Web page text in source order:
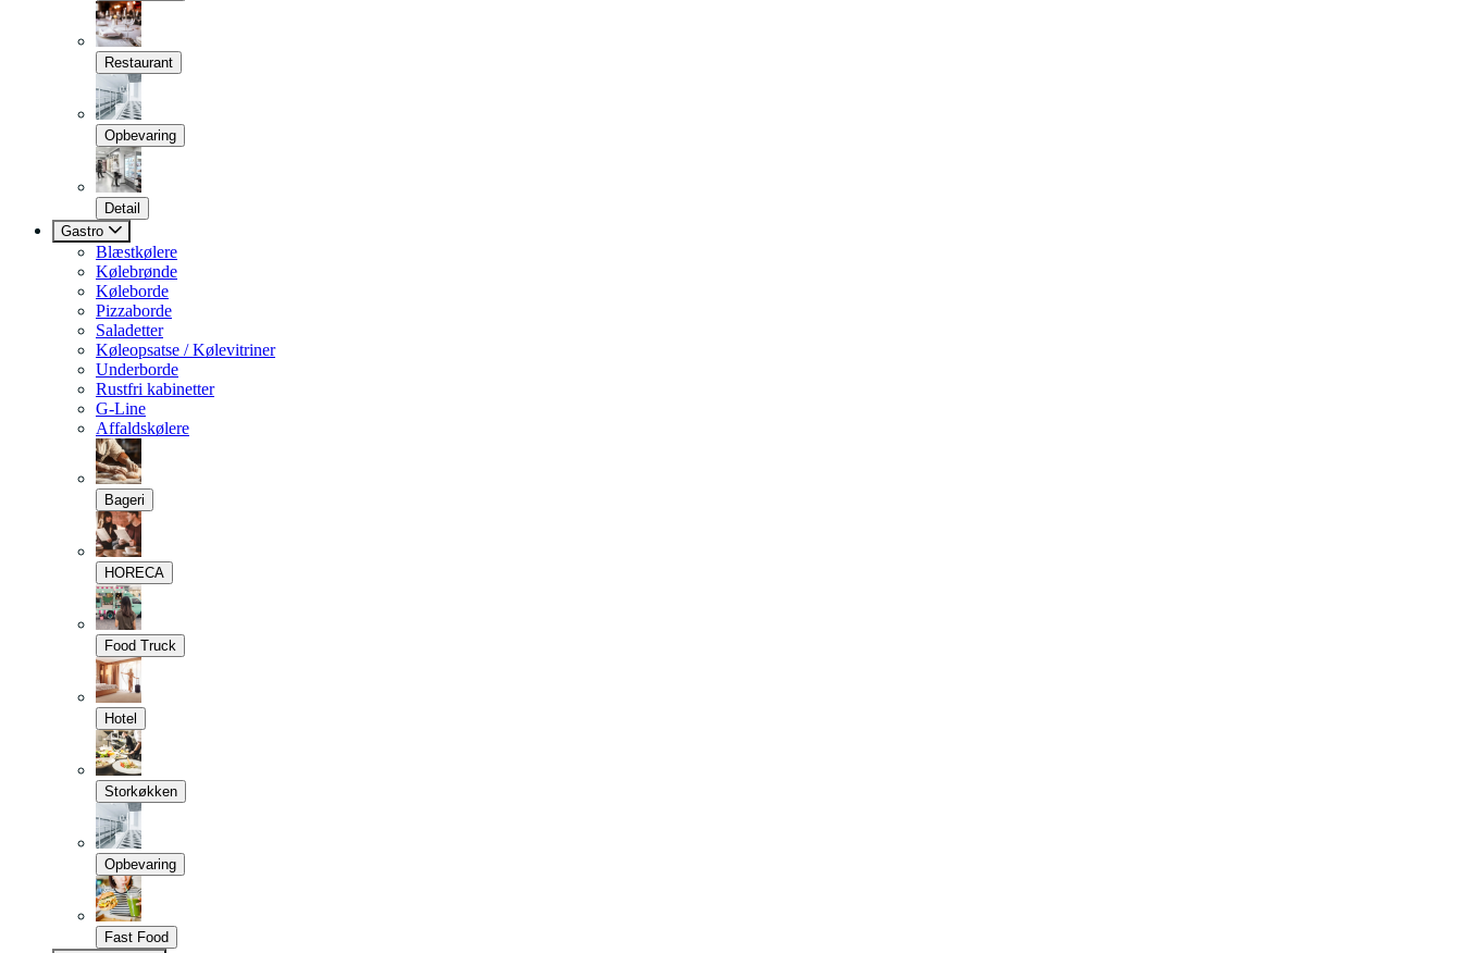
Restaurant
Opbevaring
Detail
Gastro
Blæstkølere
Kølebrønde
Køleborde
Pizzaborde
Saladetter
Køleopsatse / Kølevitriner
Underborde
Rustfri kabinetter
G-Line
Affaldskølere
Bageri
HORECA
Food Truck
Hotel
Storkøkken
Opbevaring
Fast Food